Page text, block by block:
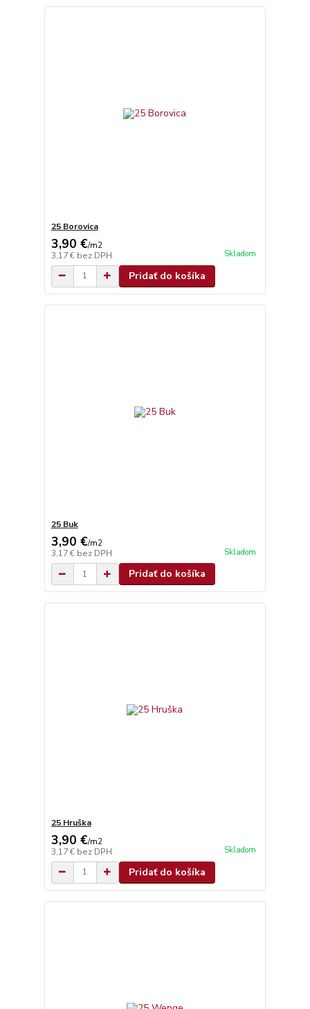
25 Borovica
3,90 €/m2
3,17 € bez DPH Skladom
Pridať do košíka
25 Buk
3,90 €/m2
3,17 € bez DPH Skladom
Pridať do košíka
25 Hruška
3,90 €/m2
3,17 € bez DPH Skladom
Pridať do košíka